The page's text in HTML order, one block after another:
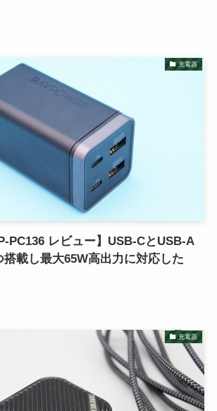
充電器
PC136 レビュー】USB-CとUSB-A
載し最大65W高出力に対応した
充電器